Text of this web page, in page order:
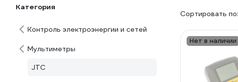
Категория
Контроль электроэнергии и сетей
Мультиметры
JTC
Сортировать по:
Нет в наличии